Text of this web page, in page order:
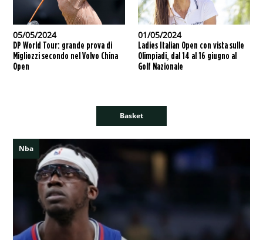
05/05/2024
DP World Tour: grande prova di
Migliozzi secondo nel Volvo China
Open
01/05/2024
Ladies Italian Open con vista sulle
Olimpiadi, dal 14 al 16 giugno al
Golf Nazionale
Basket
Nba